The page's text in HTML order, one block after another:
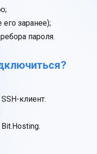
его заранее);
пароля.
клиент.